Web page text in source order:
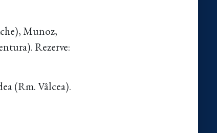
Munoz,
Rezerve:
(Rm. Vâlcea).